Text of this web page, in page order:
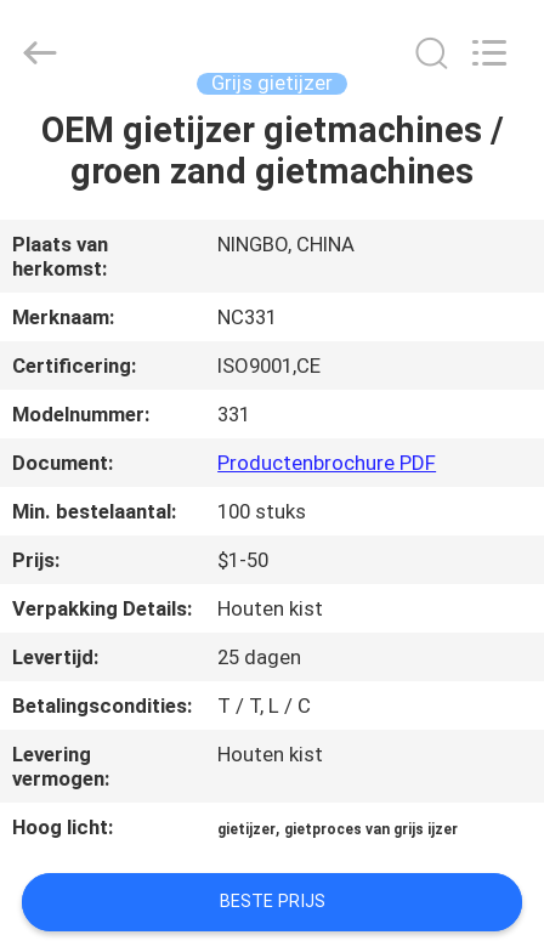
HUIS
VIDEO'S
OVER
ONS
FABRIEKSTOCHT
KWALITEITSCONTROLE
CONTACT
MET
ONS
NIEUWS
CO.,LTD.
Grijs gietijzer
OEM gietijzer gietmachines /
groen zand gietmachines
Plaats van
herkomst:
NINGBO, CHINA
Merknaam:
NC331
Certificering:
ISO9001,CE
Modelnummer:
331
Document:
Productenbrochure PDF
Min. bestelaantal:
100 stuks
Prijs:
$1-50
Verpakking Details:
Houten kist
Levertijd:
25 dagen
Betalingscondities:
T / T, L / C
Levering
vermogen:
Houten kist
Hoog licht: gietijzer, gietproces van grijs ijzer
BESTE PRIJS